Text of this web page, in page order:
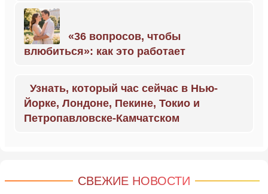
«36 вопросов, чтобы
влюбиться»: как это работает
Узнать, который час сейчас в Нью-
Йорке, Лондоне, Пекине, Токио и
Петропавловске-Камчатском
СВЕЖИЕ НОВОСТИ